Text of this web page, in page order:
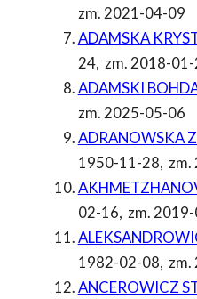
zm. 2021-04-09
ADAMSKA
24, zm. 2018-
ADAMSKI
zm. 2025-05-06
ADRANOWSKA
1950-11-28,
02-16, zm.
1982-02-08,
ANCEROWICZ